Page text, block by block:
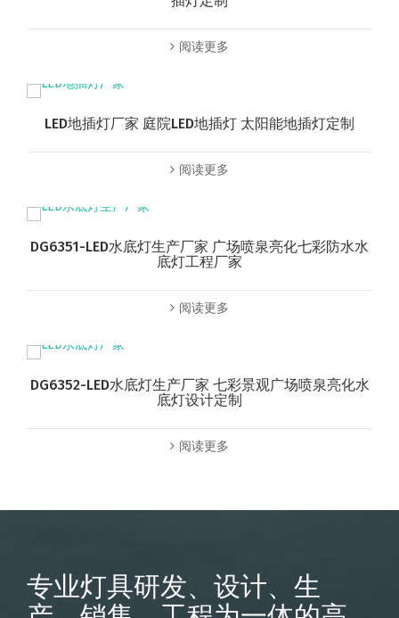
阅读更多
LED地插灯厂家 庭院LED地插灯 太阳能地插灯定制
阅读更多
DG6351-LED水底灯生产厂家 广场喷泉亮化七彩防水水
底灯工程厂家
阅读更多
DG6352-LED水底灯生产厂家 七彩景观广场喷泉亮化水
底灯设计定制
阅读更多
专业灯具研发、设计、生